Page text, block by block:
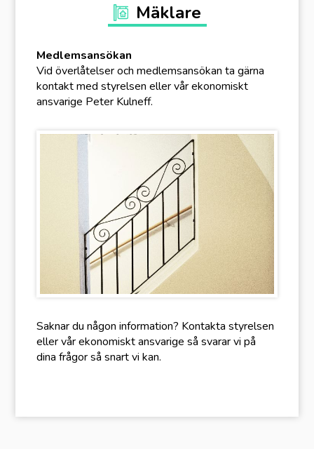
Mäklare
Medlemsansökan
Vid överlåtelser och medlemsansökan ta gärna
kontakt med styrelsen eller vår ekonomiskt
ansvarige Peter Kulneff.
Saknar du någon information? Kontakta styrelsen
eller vår ekonomiskt ansvarige så svarar vi på
dina frågor så snart vi kan.